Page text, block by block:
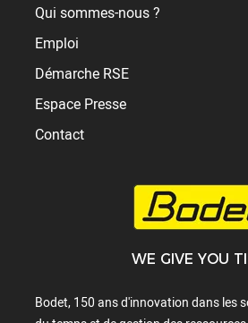
Qui sommes-nous ?
Emploi
Démarche RSE
Espace Presse
Contact
WE GIVE YOU
Bodet, 150 ans d'innovation dans les